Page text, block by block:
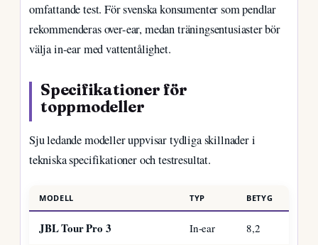
omfattande test. För svenska konsumenter som pendlar
rekommenderas over-ear, medan träningsentusiaster bör
välja in-ear med vattentålighet.
Specifikationer för
toppmodeller
Sju ledande modeller uppvisar tydliga skillnader i
tekniska specifikationer och testresultat.
MODELL TYP BETYG
JBL Tour Pro 3 In-ear 8,2